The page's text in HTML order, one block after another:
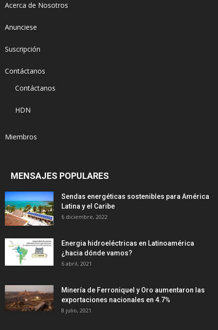
Acerca de Nosotros
Anunciese
Suscripción
Contáctanos
Contáctanos
HDN
Miembros
MENSAJES POPULARES
Sendas energéticas sostenibles para América
Latina y el Caribe
6 diciembre, 2022
Energia hidroeléctricas en Latinoamérica
¿hacia dónde vamos?
6 abril, 2021
Minería de Ferroniquel y Oro aumentaron las
exportaciones nacionales en 4.7%
8 julio, 2021